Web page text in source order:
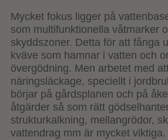
Mycket fokus ligger på
som multifunktionella våtmarker
skyddszoner. Detta för att fånga
kväve som hamnar i vatten och
övergödning. Men arbetet med
näringsläckage, speciellt i
börjar på gårdsplanen och på
åtgärder så som rätt
strukturkalkning, mellangrödor,
vattendrag mm är mycket viktiga.